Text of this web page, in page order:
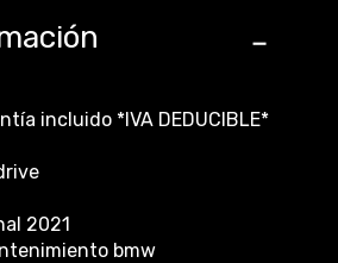
incluido *IVA DEDUCIBLE*
2021
bmw